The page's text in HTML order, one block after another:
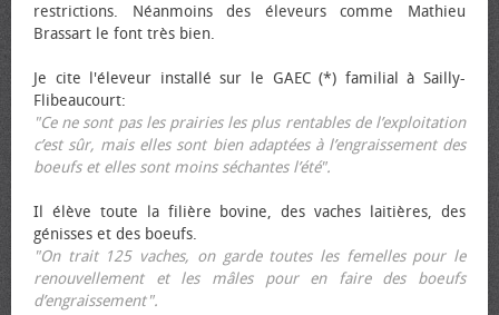
restrictions. Néanmoins des éleveurs comme Mathieu
Brassart le font très bien.
Je cite l'éleveur installé sur le GAEC (*) familial à Sailly-
Flibeaucourt:
"Ce ne sont pas les prairies les plus rentables de l’exploitation
c’est sûr, mais elles sont bien adaptées à l’engraissement des
bœufs et elles sont moins séchantes l’été".
Il élève toute la filière bovine, des vaches laitières, des
génisses et des bœufs.
"On trait 125 vaches, on garde toutes les femelles pour le
renouvellement et les mâles pour en faire des bœufs
d’engraissement".